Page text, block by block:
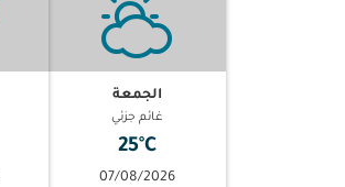
الجمعة
غائم جزئي
25°C
07/08/2026